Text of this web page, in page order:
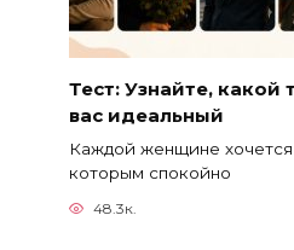
Тест: Узнайте,
вас идеальный
Каждой женщине
которым спокойно
48.3к.